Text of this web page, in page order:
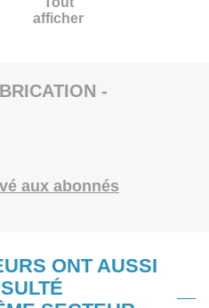
afficher
-
aux abonnés
ONT AUSSI